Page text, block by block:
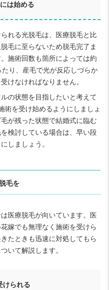
は始める
れる光脱毛は、医療脱毛と比
毛に至らないため脱毛完了ま
施術回数も箇所によっては約
り、産毛で光が反応しづらか
けなければなりません。
の状態を目指したいと考えて
術を受け始めるようにしましょ
が残った状態で結婚式に臨む
検討している場合は、早い段
しましょう。
毛を
医療脱毛が向いています。医
嫁でも無理なく施術を受けら
たときも迅速に対処してもら
いて解説します。
けられる